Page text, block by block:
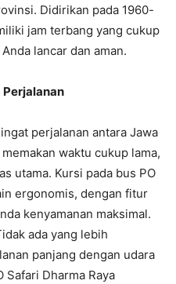
Didirikan pada 1960-
jam terbang yang cukup
lancar dan aman.
Perjalanan
perjalanan antara Jawa
waktu cukup lama,
utama. Kursi pada bus PO
ergonomis, dengan fitur
kenyamanan maksimal.
ada yang lebih
panjang dengan udara
Safari Dharma Raya